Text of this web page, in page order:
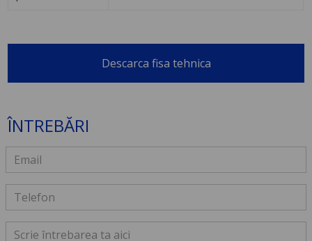
Descarca fisa tehnica
ÎNTREBĂRI